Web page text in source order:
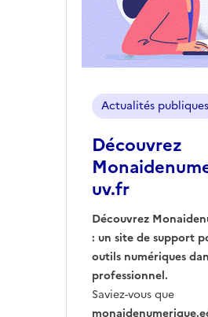
Découvrez
uv.fr
Découvrez
: un site de support
outils numériques
professionnel.
Saviez-vous que
Actualités publiques